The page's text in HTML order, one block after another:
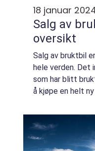
18 januar
Salg av
oversikt
Salg av bruktbil
hele verden. Det
som har blitt
å kjøpe en helt
diskuterer